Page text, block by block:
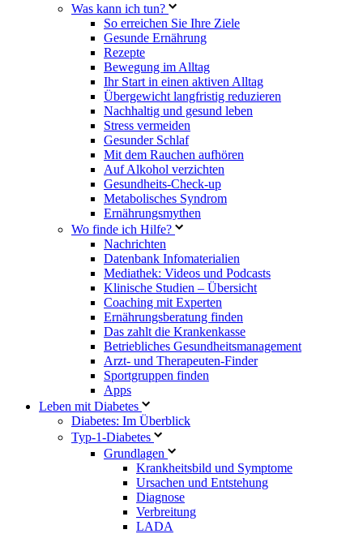
Was kann ich tun?
So erreichen Sie Ihre Ziele
Gesunde Ernährung
Rezepte
Bewegung im Alltag
Ihr Start in einen aktiven Alltag
Übergewicht langfristig reduzieren
Nachhaltig und gesund leben
Stress vermeiden
Gesunder Schlaf
Mit dem Rauchen aufhören
Auf Alkohol verzichten
Gesundheits-Check-up
Metabolisches Syndrom
Ernährungsmythen
Wo finde ich Hilfe?
Nachrichten
Datenbank Infomaterialien
Mediathek: Videos und Podcasts
Klinische Studien – Übersicht
Coaching mit Experten
Ernährungsberatung finden
Das zahlt die Krankenkasse
Betriebliches Gesundheitsmanagement
Arzt- und Therapeuten-Finder
Sportgruppen finden
Apps
Leben mit Diabetes
Diabetes: Im Überblick
Typ-1-Diabetes
Grundlagen
Krankheitsbild und Symptome
Ursachen und Entstehung
Diagnose
Verbreitung
LADA